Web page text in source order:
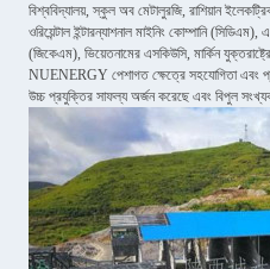
বিশ্ববিদ্যালয়, স্কুল অব মেটালুরজি, রাশিয়ান ইলেকট্রিক
ওরিয়েন্টাল ইন্টারন্যাশনাল মাইনিং কোম্পানি
(জিকেএম), ভিয়েতনামের এসকিউসি, মার্কিন
NUENERGY পেশাগত ক্ষেত্রে সহযোগিতা এবং
উচ্চ প্রযুক্তির সাফল্য অর্জন করেছে এবং বিপুল